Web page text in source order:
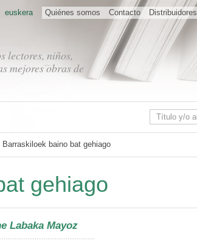
lectores, niños,
mejores obras de
Quiénes somos Contacto Distribuidores
euskera
Barraskiloek baino bat gehiago
gehiago
Labaka Mayoz